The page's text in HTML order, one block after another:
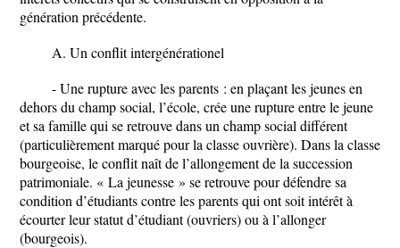
génération précédente.
A. Un conflit intergénérationel
- Une rupture avec les parents : en plaçant les jeunes en
dehors du champ social, l’école, crée une rupture entre le jeune
et sa famille qui se retrouve dans un champ social différent
(particulièrement marqué pour la classe ouvrière). Dans la classe
bourgeoise, le conflit naît de l’allongement de la succession
patrimoniale. « La jeunesse » se retrouve pour défendre sa
condition d’étudiants contre les parents qui ont soit intérêt à
écourter leur statut d’étudiant (ouvriers) ou à l’allonger
(bourgeois).